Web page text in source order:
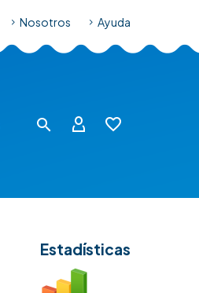
Nosotros Ayuda
Estadísticas